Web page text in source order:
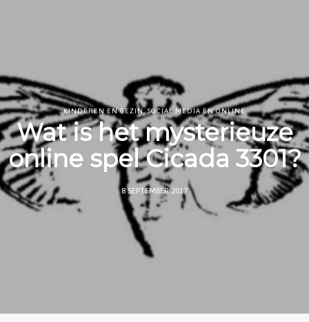
KINDEREN EN GEZIN,SOCIAL MEDIA EN ONLINE
Wat is het mysterieuze
online spel Cicada 3301?
8 SEPTEMBER 2017